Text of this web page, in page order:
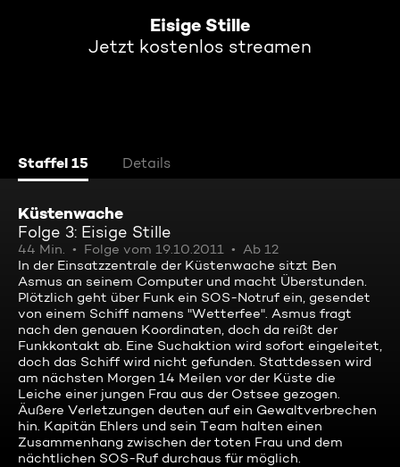
Eisige Stille
Jetzt kostenlos streamen
Staffel 15 Details
Küstenwache
Folge 3: Eisige Stille
44 Min. Folge vom 19.10.2011
Ab 12
In der Einsatzzentrale der Küstenwache sitzt Ben
Asmus an seinem Computer und macht Überstunden.
Plötzlich geht über Funk ein SOS-Notruf ein, gesendet
von einem Schiff namens "Wetterfee". Asmus fragt
nach den genauen Koordinaten, doch da reißt der
Funkkontakt ab. Eine Suchaktion wird sofort eingeleitet,
doch das Schiff wird nicht gefunden. Stattdessen wird
am nächsten Morgen 14 Meilen vor der Küste die
Leiche einer jungen Frau aus der Ostsee gezogen.
Äußere Verletzungen deuten auf ein Gewaltverbrechen
hin. Kapitän Ehlers und sein Team halten einen
Zusammenhang zwischen der toten Frau und dem
nächtlichen SOS-Ruf durchaus für möglich.